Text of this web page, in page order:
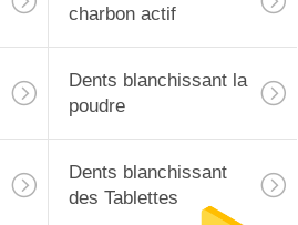
charbon actif
Dents blanchissant la
poudre
Dents blanchissant
des Tablettes